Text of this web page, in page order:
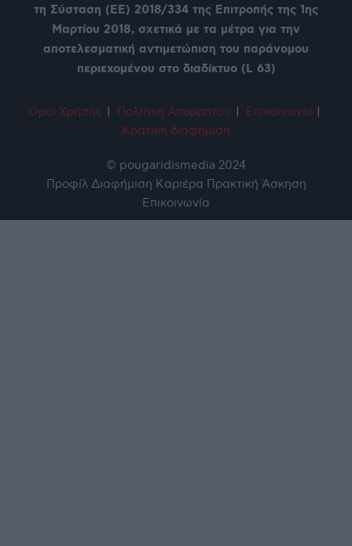
τη Σύσταση (ΕΕ) 2018/334 της Επιτροπής της 1ης
Μαρτίου 2018, σχετικά με τα μέτρα για την
αποτελεσματική αντιμετώπιση του παράνομου
περιεχομένου στο διαδίκτυο (L 63)
Όροι Χρήσης Πολιτική Απορρήτου Επικοινωνία
Κρατική διαφήμιση
© pougaridismedia 2024
Προφίλ Διαφήμιση Καριέρα Πρακτική Άσκηση
Επικοινωνία